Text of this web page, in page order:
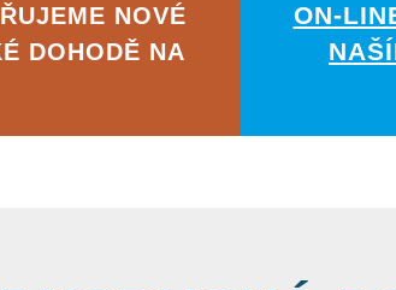
NOVÉ
DOHODĚ NA
ON-